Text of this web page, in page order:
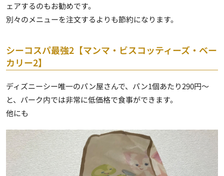
ェアするのもお勧めです。
別々のメニューを注文するよりも節約になります。
シーコスパ最強2【マンマ・ビスコッティーズ・ベー
カリー2】
ディズニーシー唯一のパン屋さんで、パン1個あたり290円～
と、パーク内では非常に低価格で食事ができます。
他にも